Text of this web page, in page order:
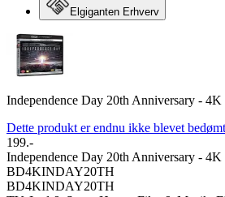
Elgiganten Erhverv
Independence Day 20th Anniversary -
Dette produkt er endnu ikke blevet
199.-
Independence Day 20th Anniversary -
BD4KINDAY20TH
BD4KINDAY20TH